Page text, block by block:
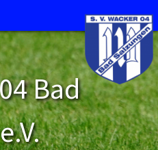
Bad